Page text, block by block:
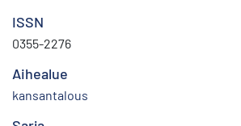
ISSN
0355-2276
Aihealue
kansantalous